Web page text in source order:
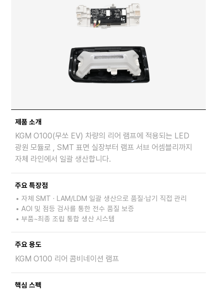
제품 소개
KGM O100(무쏘 EV) 차량의 리어 램프에 적용되는 LED
광원 모듈로 , SMT 표면 실장부터 램프 서브 어셈블리까지
자체 라인에서 일괄 생산합니다.
주요 특장점
자체 SMT · LAM/LDM 일괄 생산으로 품질·납기 직접 관리
AOI 및 점등 검사를 통한 전수 품질 보증
부품~최종 조립 통합 생산 시스템
주요 용도
KGM O100 리어 콤비네이션 램프
핵심 스펙